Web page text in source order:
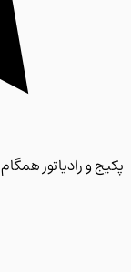
و رادیاتور همگام